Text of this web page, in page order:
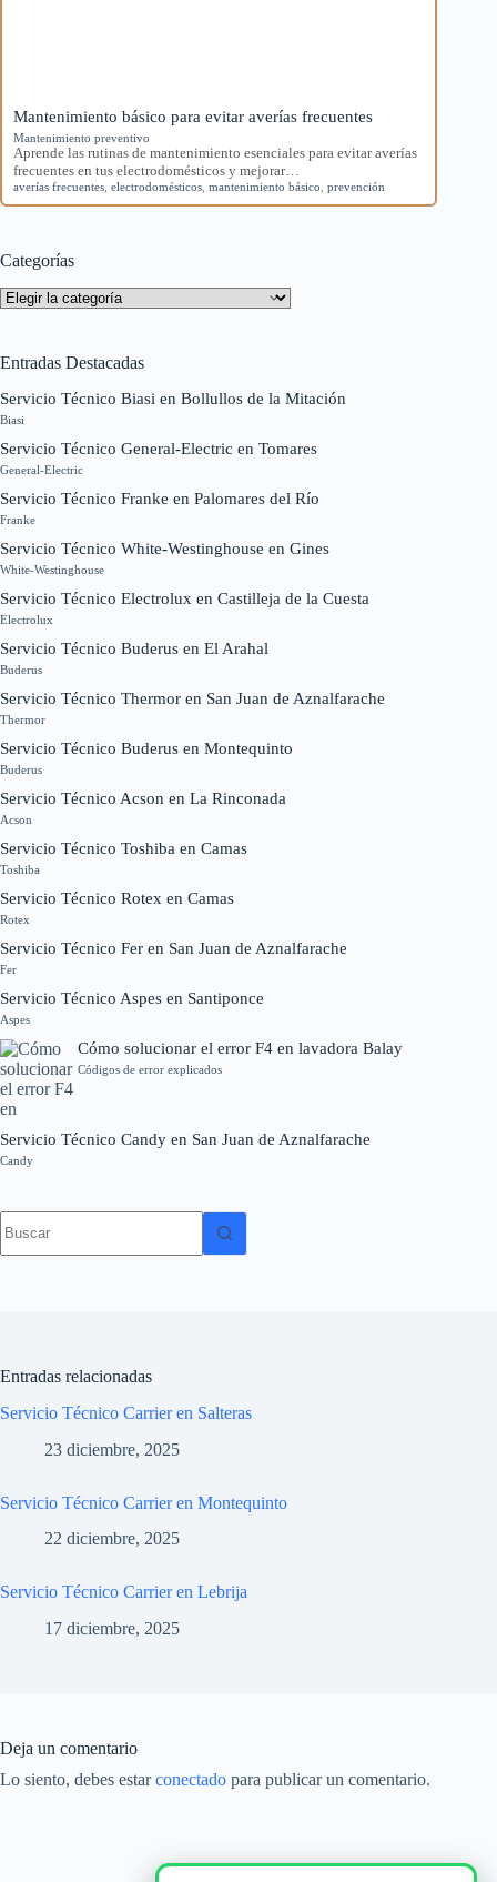
Mantenimiento básico para evitar averías frecuentes
Mantenimiento preventivo
Aprende las rutinas de mantenimiento esenciales para evitar averías
frecuentes en tus electrodomésticos y mejorar…
averías frecuentes electrodomésticos mantenimiento básico prevención
Categorías
Categorías
Entradas Destacadas
Servicio Técnico Biasi en Bollullos de la Mitación
Biasi
Servicio Técnico General-Electric en Tomares
General-Electric
Servicio Técnico Franke en Palomares del Río
Franke
Servicio Técnico White-Westinghouse en Gines
White-Westinghouse
Servicio Técnico Electrolux en Castilleja de la Cuesta
Electrolux
Servicio Técnico Buderus en El Arahal
Buderus
Servicio Técnico Thermor en San Juan de Aznalfarache
Thermor
Servicio Técnico Buderus en Montequinto
Buderus
Servicio Técnico Acson en La Rinconada
Acson
Servicio Técnico Toshiba en Camas
Toshiba
Servicio Técnico Rotex en Camas
Rotex
Servicio Técnico Fer en San Juan de Aznalfarache
Fer
Servicio Técnico Aspes en Santiponce
Aspes
Cómo solucionar el error F4 en lavadora Balay
Códigos de error explicados
Servicio Técnico Candy en San Juan de Aznalfarache
Candy
resultados
Entradas relacionadas
Servicio Técnico Carrier en Salteras
23 diciembre, 2025
Servicio Técnico Carrier en Montequinto
22 diciembre, 2025
Servicio Técnico Carrier en Lebrija
17 diciembre, 2025
Deja un comentario
Lo siento, debes estarconectado para publicar un comentario.